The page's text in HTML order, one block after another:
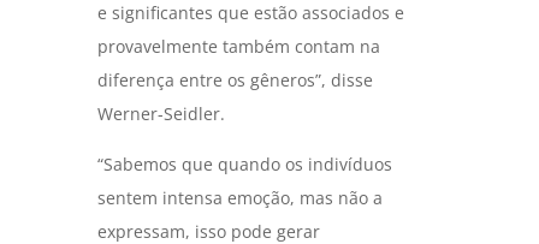
e significantes que estão associados e
provavelmente também contam na
diferença entre os gêneros”, disse
Werner-Seidler.
“Sabemos que quando os indivíduos
sentem intensa emoção, mas não a
expressam, isso pode gerar